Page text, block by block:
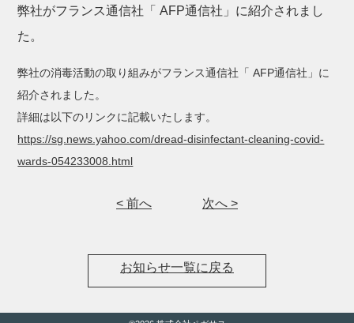
弊社がフランス通信社「 AFP通信社」に紹介されまし
た。
弊社の消毒活動の取り組みがフランス通信社「 AFP通信社」に
紹介されました。
詳細は以下のリンクに記載いたします。
https://sg.news.yahoo.com/dread-disinfectant-cleaning-covid-
wards-054233008.html
< 前へ 次へ >
お知らせ一覧に戻る